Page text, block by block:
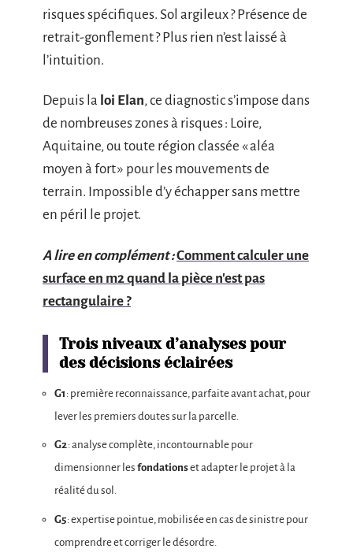
risques spécifiques. Sol argileux ? Présence de
retrait-gonflement ? Plus rien n’est laissé à
l’intuition.
Depuis la loi Elan, ce diagnostic s’impose dans
de nombreuses zones à risques : Loire,
Aquitaine, ou toute région classée « aléa
moyen à fort » pour les mouvements de
terrain. Impossible d’y échapper sans mettre
en péril le projet.
A lire en complément :Comment calculer une
surface en m2 quand la pièce n'est pas
rectangulaire ?
Trois niveaux d’analyses pour
des décisions éclairées
G1 : première reconnaissance, parfaite avant achat, pour
lever les premiers doutes sur la parcelle.
G2: analyse complète, incontournable pour
dimensionner les fondationset adapter le projet à la
réalité du sol.
G5: expertise pointue, mobilisée en cas de sinistre pour
comprendre et corriger le désordre.